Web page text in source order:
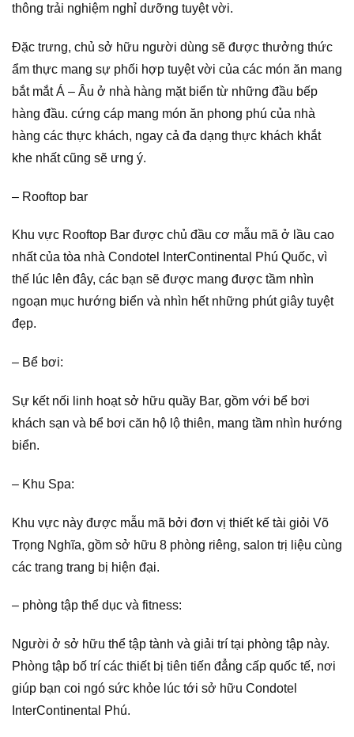
thông trải nghiệm nghỉ dưỡng tuyệt vời.
Đặc trưng, chủ sở hữu người dùng sẽ được thưởng thức
ẩm thực mang sự phối hợp tuyệt vời của các món ăn mang
bắt mắt Á – Âu ở nhà hàng mặt biển từ những đầu bếp
hàng đầu. cứng cáp mang món ăn phong phú của nhà
hàng các thực khách, ngay cả đa dạng thực khách khắt
khe nhất cũng sẽ ưng ý.
– Rooftop bar
Khu vực Rooftop Bar được chủ đầu cơ mẫu mã ở lầu cao
nhất của tòa nhà Condotel InterContinental Phú Quốc, vì
thế lúc lên đây, các bạn sẽ được mang được tầm nhìn
ngoạn mục hướng biển và nhìn hết những phút giây tuyệt
đẹp.
– Bể bơi:
Sự kết nối linh hoạt sở hữu quầy Bar, gồm với bể bơi
khách sạn và bể bơi căn hộ lộ thiên, mang tầm nhìn hướng
biển.
– Khu Spa:
Khu vực này được mẫu mã bởi đơn vị thiết kế tài giỏi Võ
Trọng Nghĩa, gồm sở hữu 8 phòng riêng, salon trị liệu cùng
các trang trang bị hiện đại.
– phòng tập thể dục và fitness:
Người ở sở hữu thể tập tành và giải trí tại phòng tập này.
Phòng tập bố trí các thiết bị tiên tiến đẳng cấp quốc tế, nơi
giúp bạn coi ngó sức khỏe lúc tới sở hữu Condotel
InterContinental Phú.